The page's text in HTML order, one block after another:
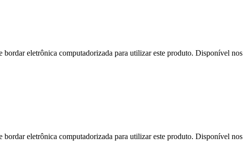
eletrônica computadorizada para utilizar este produto. Disponível nos
eletrônica computadorizada para utilizar este produto. Disponível nos